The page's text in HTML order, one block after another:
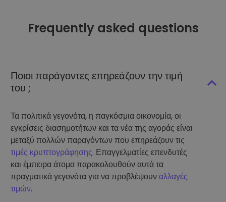
Frequently asked questions
Ποιοι παράγοντες επηρεάζουν την τιμή
του ;
Τα πολιτικά γεγονότα, η παγκόσμια οικονομία, οι
εγκρίσεις διασημοτήτων και τα νέα της αγοράς είναι
μεταξύ πολλών παραγόντων που επηρεάζουν τις
τιμές κρυπτογράφησης. Επαγγελματίες επενδυτές
και έμπειρα άτομα παρακολουθούν αυτά τα
πραγματικά γεγονότα για να προβλέψουναλλαγές
τιμών.